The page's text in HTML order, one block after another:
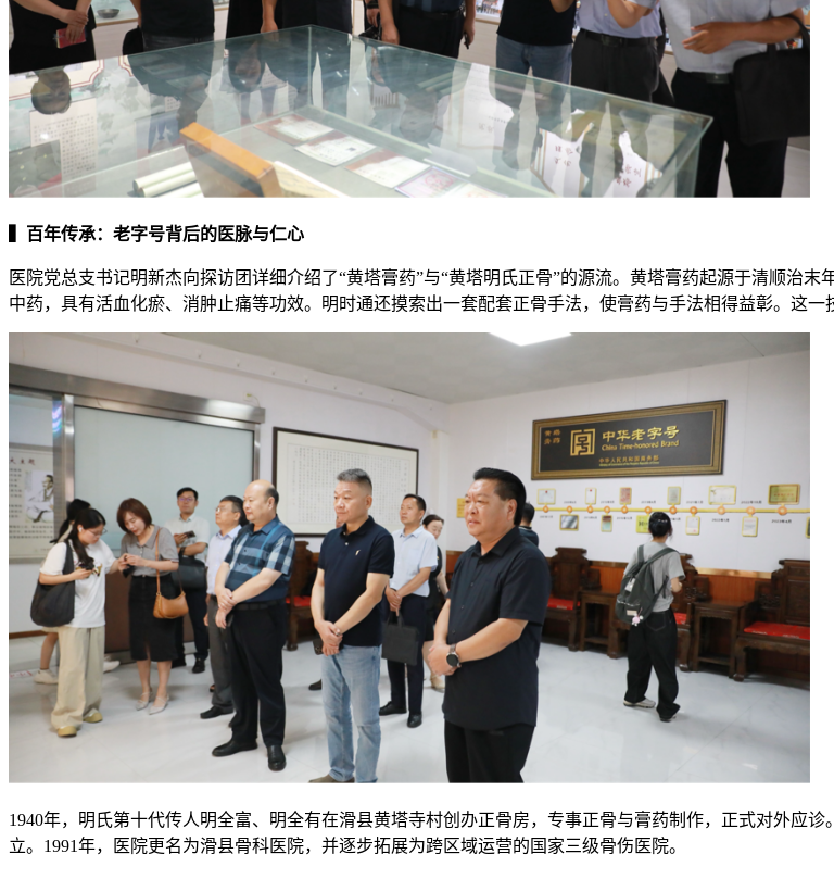
▍百年传承：老字号背后的医脉与仁心
医院党总支书记明新杰向探访团详细介绍了“黄塔膏药”与“黄塔明氏正骨”的源流。黄塔膏药起源于清顺治
中药，具有活血化瘀、消肿止痛等功效。明时通还摸索出一套配套正骨手法，使膏药与手法相得益彰。这一
1940年，明氏第十代传人明全富、明全有在滑县黄塔寺村创办正骨房，专事正骨与膏药制作，正式对外应
立。1991年，医院更名为滑县骨科医院，并逐步拓展为跨区域运营的国家三级骨伤医院。